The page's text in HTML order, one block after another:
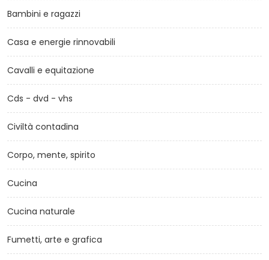
Bambini e ragazzi
Casa e energie rinnovabili
Cavalli e equitazione
Cds - dvd - vhs
Civiltà contadina
Corpo, mente, spirito
Cucina
Cucina naturale
Fumetti, arte e grafica